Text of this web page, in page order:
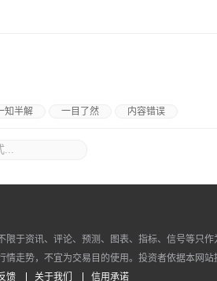
知半解 一目了然 内容错误
限于资讯、评论、预测、图表、指标、信号等只
情走势，不宜为交易目的使用。投资者依据本网
馈 关于我们 信用承诺